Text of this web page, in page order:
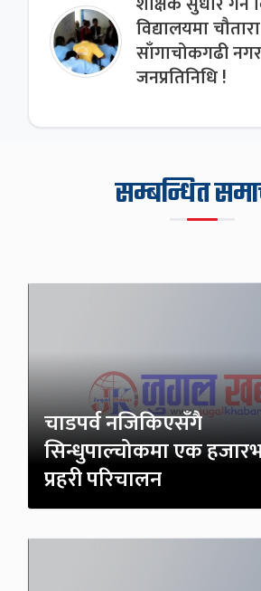
विद्यालयमा चौतारा
साँगाचोकगढी
जनप्रतिनिधि !
सम्बन्धित
चाडपर्व नजिकिएसँगै
सिन्धुपाल्चोकमा एक
प्रहरी परिचालन